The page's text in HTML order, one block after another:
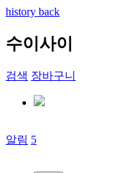
history back
수이사이
검색 장바구니
알림 5